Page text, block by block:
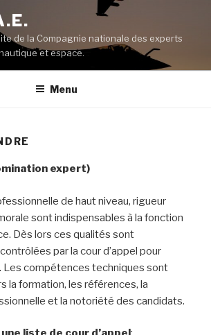
de la Compagnie nationale des experts
et espace.
Menu
expert)
de haut niveau, rigueur
sont indispensables à la fonction
Dès lors ces qualités sont
par la cour d’appel pour
Les compétences techniques sont
la formation, les références, la
et la notoriété des candidats.